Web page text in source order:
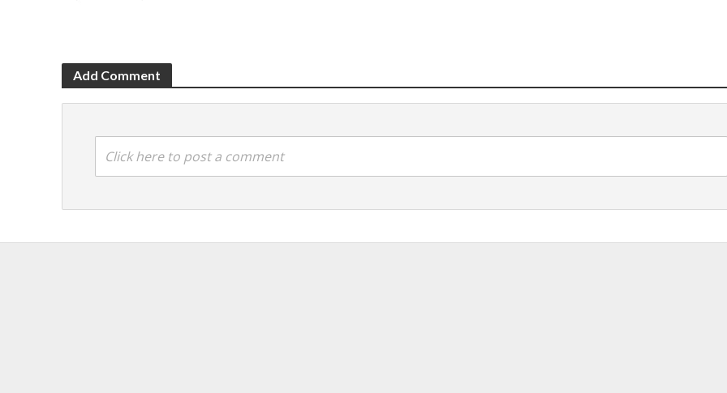
Add Comment
Click here to post a comment